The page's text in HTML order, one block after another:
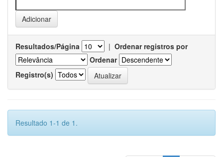
Resultados/Página | Ordenar registros por
Ordenar
Registro(s)
Resultado 1-1 de 1.